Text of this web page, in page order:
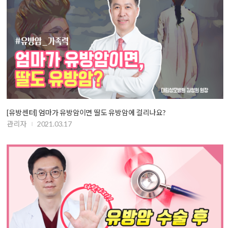
[유방센터] 엄마가 유방암이면 딸도 유방암에 걸리나요?
관리자
2021.03.17